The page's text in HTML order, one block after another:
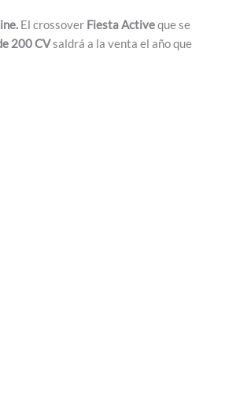
El crossover Fiesta Activeque se
200 CVsaldrá a la venta el año que